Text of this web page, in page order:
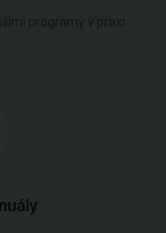
programy v praxi.